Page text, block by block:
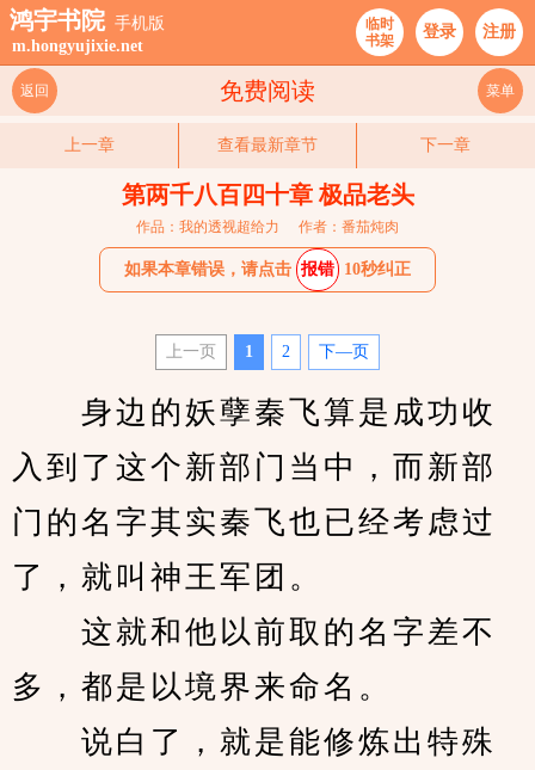
鸿宇书院 手机版
m.hongyujixie.net
临时
书架
登录 注册
免费阅读
返回 菜单
上一章 查看最新章节 下一章
第两千八百四十章 极品老头
作品：我的透视超给力 作者：番茄炖肉
如果本章错误，请点击 报错 10秒纠正
上一页 1 2 下—页
身边的妖孽秦飞算是成功收
入到了这个新部门当中，而新部
门的名字其实秦飞也已经考虑过
了，就叫神王军团。
这就和他以前取的名字差不
多，都是以境界来命名。
说白了，就是能修炼出特殊